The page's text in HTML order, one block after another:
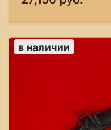
в наличии